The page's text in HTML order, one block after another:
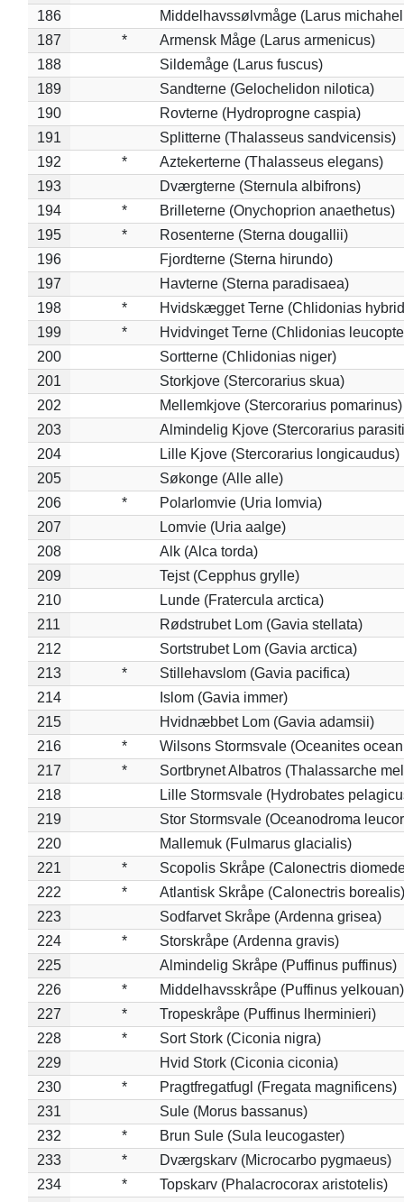
186
Middelhavssølvmåge (Larus
187
*
Armensk Måge (Larus armenicus)
188
Sildemåge (Larus fuscus)
189
Sandterne (Gelochelidon nilotica)
190
Rovterne (Hydroprogne caspia)
191
Splitterne (Thalasseus sandvicensis)
192
*
Aztekerterne (Thalasseus elegans)
193
Dværgterne (Sternula albifrons)
194
*
Brilleterne (Onychoprion anaethetus)
195
*
Rosenterne (Sterna dougallii)
196
Fjordterne (Sterna hirundo)
197
Havterne (Sterna paradisaea)
198
*
Hvidskægget Terne (Chlidonias
199
*
Hvidvinget Terne (Chlidonias
200
Sortterne (Chlidonias niger)
201
Storkjove (Stercorarius skua)
202
Mellemkjove (Stercorarius pomarinus)
203
Almindelig Kjove (Stercorarius
204
Lille Kjove (Stercorarius longicaudus)
205
Søkonge (Alle alle)
206
*
Polarlomvie (Uria lomvia)
207
Lomvie (Uria aalge)
208
Alk (Alca torda)
209
Tejst (Cepphus grylle)
210
Lunde (Fratercula arctica)
211
Rødstrubet Lom (Gavia stellata)
212
Sortstrubet Lom (Gavia arctica)
213
*
Stillehavslom (Gavia pacifica)
214
Islom (Gavia immer)
215
Hvidnæbbet Lom (Gavia adamsii)
216
*
Wilsons Stormsvale (Oceanites
217
*
Sortbrynet Albatros (Thalassarche
218
Lille Stormsvale (Hydrobates
219
Stor Stormsvale (Oceanodroma
220
Mallemuk (Fulmarus glacialis)
221
*
Scopolis Skråpe (Calonectris
222
*
Atlantisk Skråpe (Calonectris borealis)
223
Sodfarvet Skråpe (Ardenna grisea)
224
*
Storskråpe (Ardenna gravis)
225
Almindelig Skråpe (Puffinus puffinus)
226
*
Middelhavsskråpe (Puffinus yelkouan)
227
*
Tropeskråpe (Puffinus lherminieri)
228
*
Sort Stork (Ciconia nigra)
229
Hvid Stork (Ciconia ciconia)
230
*
Pragtfregatfugl (Fregata magnificens)
231
Sule (Morus bassanus)
232
*
Brun Sule (Sula leucogaster)
233
*
Dværgskarv (Microcarbo pygmaeus)
234
*
Topskarv (Phalacrocorax aristotelis)